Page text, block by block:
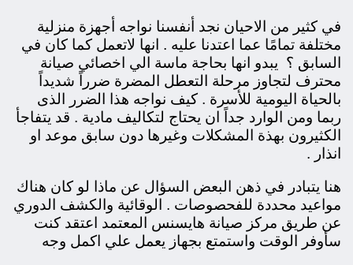
في كثير من الاحيان نجد أنفسنا نواجه أجهزة منزلية
مختلفة تمامًا عما اعتدنا عليه . انها لاتعمل كما كان في
السابق ؟ يبدو انها بحاجة ماسة الي اخصائي صيانة
محترف لتجاوز مرحلة التعطل المضرة ضرراً شديداً
بالحياة اليومية للأسرة . كيف نواجه هذا الضرر الذى
ربما ومن الوارد جداً ان يحتاج لتكاليف مادية . قد يتفاجأ
الكثيرون بهذة المشكلات وغيرها دون سابق موعد او
انذار .
هنا يتبادر في ذهن البعض السؤال عن ماذا لو كان هناك
مواعيد محددة للفحصوصات . الوقائية والكشف الدوري
عن طريق مركز صيانة هايسنس المعتمد اعتقد كنت
سأوفر الوقت واستمتع بجهاز يعمل علي اكمل وجه